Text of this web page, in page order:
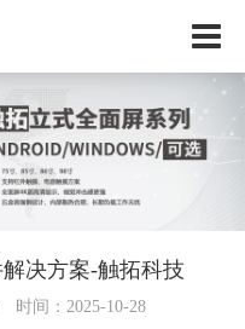
决方案-触拓科技
时间：2025-10-28